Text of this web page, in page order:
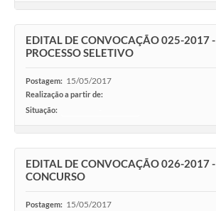
EDITAL DE CONVOCAÇÃO 025-2017 -
PROCESSO SELETIVO
Postagem: 15/05/2017
Realização a partir de:
Situação:
EDITAL DE CONVOCAÇÃO 026-2017 -
CONCURSO
Postagem: 15/05/2017